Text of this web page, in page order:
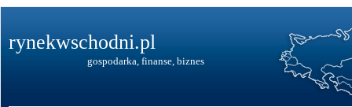
rynekwschodni.pl
gospodarka, finanse, biznes